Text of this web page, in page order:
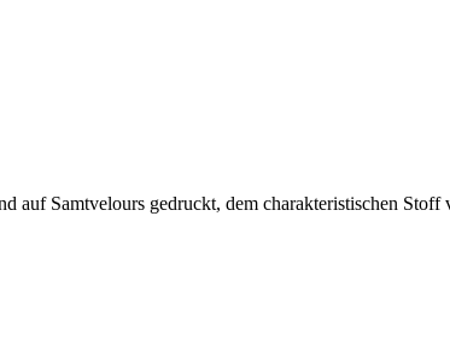
Samtvelours gedruckt, dem charakteristischen